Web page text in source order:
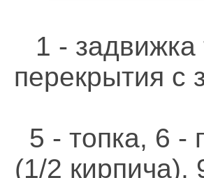
1 -
перекрытия с
5 - топка, 6 -
(1/2 кирпича),